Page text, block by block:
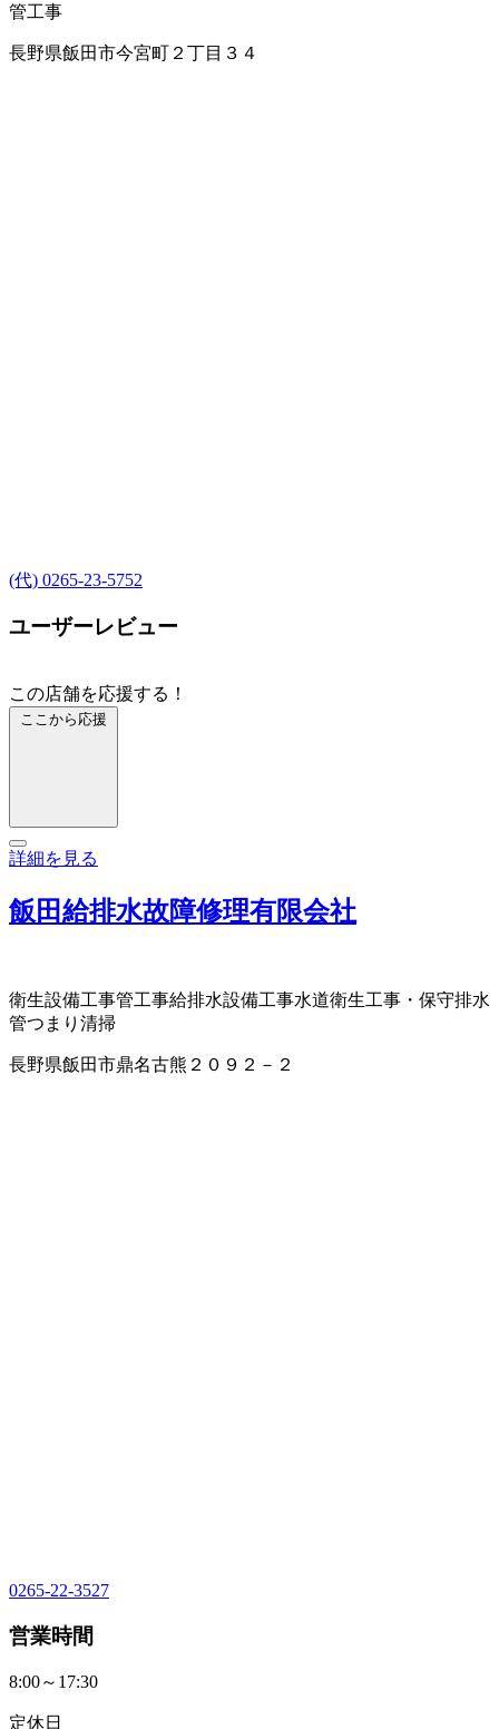
管工事
長野県飯田市今宮町２丁目３４
(代) 0265-23-5752
ユーザーレビュー
この店舗を応援する！
ここから応援
詳細を見る
飯田給排水故障修理有限会社
衛生設備工事管工事給排水設備工事水道衛生工事・保守排水
管つまり清掃
長野県飯田市鼎名古熊２０９２－２
0265-22-3527
営業時間
8:00～17:30
定休日